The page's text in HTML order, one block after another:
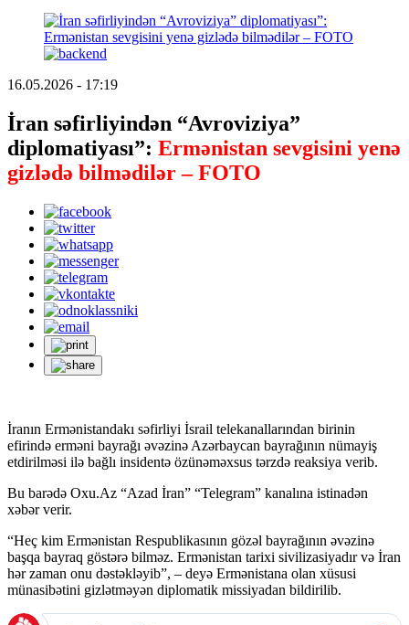
16.05.2026 - 17:19
İran səfirliyindən “Avroviziya”
diplomatiyası”: Ermənistan sevgisini yenə
gizlədə bilmədilər – FOTO
İranın Ermənistandakı səfirliyi İsrail telekanallarından birinin
efirində erməni bayrağı əvəzinə Azərbaycan bayrağının nümayiş
etdirilməsi ilə bağlı insidentə özünəməxsus tərzdə reaksiya verib.
Bu barədə Oxu.Az “Azad İran” “Telegram” kanalına istinadən
xəbər verir.
“Heç kim Ermənistan Respublikasının gözəl bayrağının əvəzinə
başqa bayraq göstərə bilməz. Ermənistan tarixi sivilizasiyadır və İran
hər zaman onu dəstəkləyib”, – deyə Ermənistana olan xüsusi
münasibətini gizlətməyən diplomatik missiyadan bildirilib.